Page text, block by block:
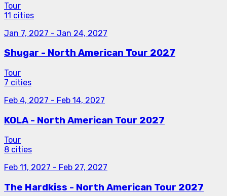
Tour
11 cities
Jan 7, 2027 - Jan 24, 2027
Shugar - North American Tour 2027
Tour
7 cities
Feb 4, 2027 - Feb 14, 2027
KOLA - North American Tour 2027
Tour
8 cities
Feb 11, 2027 - Feb 27, 2027
The Hardkiss - North American Tour 2027